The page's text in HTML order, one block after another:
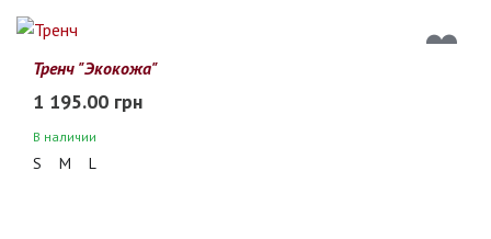
Тренч "Экокожа"
1 195.00 грн
В наличии
S M L